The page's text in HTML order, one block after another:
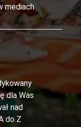
mediach
dla Was
nad
do Z